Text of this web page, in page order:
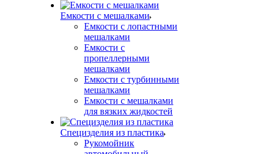
Емкости с мешалками
Емкости с лопастными
мешалками
Емкости с
пропеллерными
мешалками
Емкости с турбинными
мешалками
Емкости с мешалками
для вязких жидкостей
Специзделия из пластика
Рукомойник